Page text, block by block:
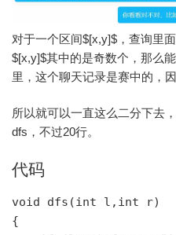
对于一个区间$[x,y]$，查询里
$[x,y]$其中的是奇数个，那么
里，这个聊天记录是赛中的，
所以就可以一直这么二分下去
dfs，不过20行。
代码
void dfs(int l,int r)
{